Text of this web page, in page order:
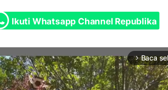
Ikuti Whatsapp Channel Republika
arrow_forward_ios Baca